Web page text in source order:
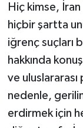
Hiç kimse, İran
hiçbir şartta
iğrenç suçları
hakkında
ve
nedenle,
erdirmek için